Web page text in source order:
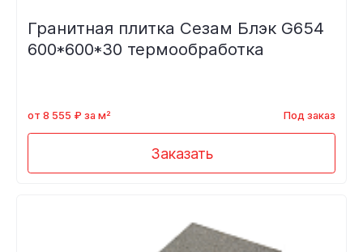
Гранитная плитка Сезам Блэк G654
600*600*30 термообработка
от 8 555 ₽ за м² Под заказ
Заказать